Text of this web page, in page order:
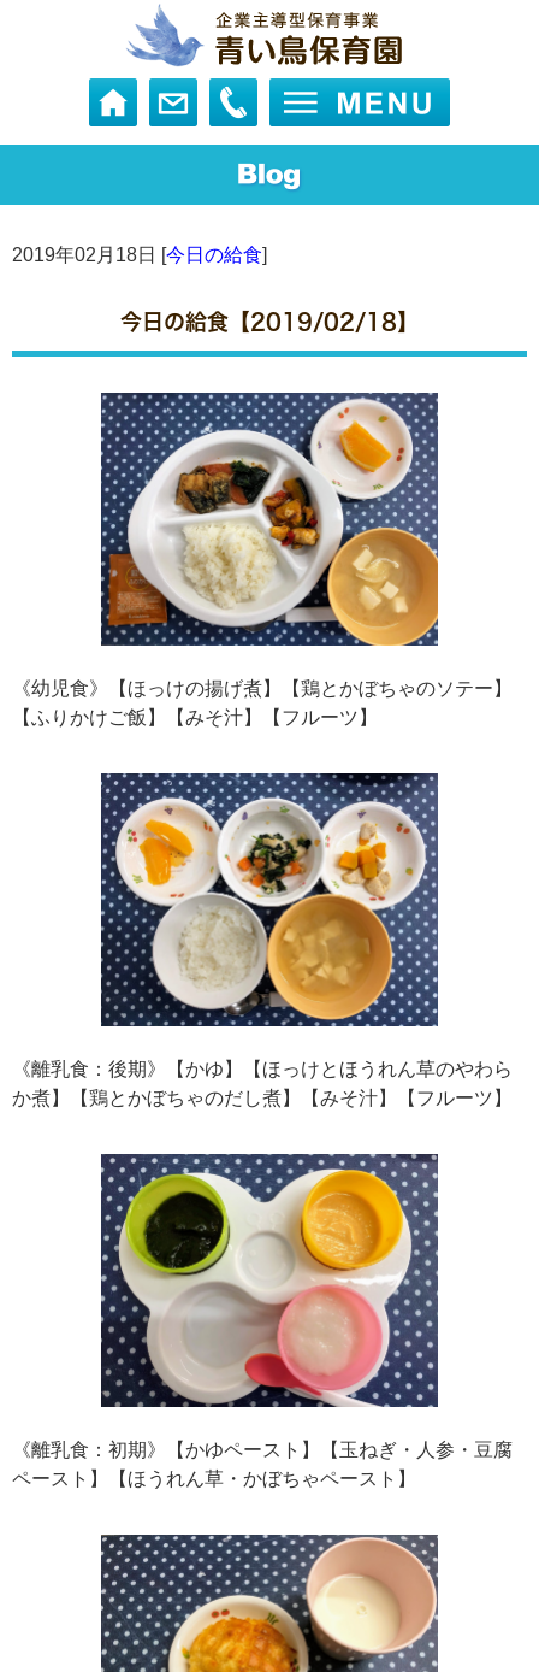
2019年02月18日 [今日の給食]
今日の給食【2019/02/18】
《幼児食》【ほっけの揚げ煮】【鶏とかぼちゃのソテー】
【ふりかけご飯】【みそ汁】【フルーツ】
《離乳食：後期》【かゆ】【ほっけとほうれん草のやわら
か煮】【鶏とかぼちゃのだし煮】【みそ汁】【フルーツ】
《離乳食：初期》【かゆペースト】【玉ねぎ・人参・豆腐
ペースト】【ほうれん草・かぼちゃペースト】